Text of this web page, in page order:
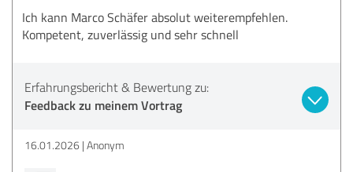
Ich kann Marco Schäfer absolut weiterempfehlen.
Kompetent, zuverlässig und sehr schnell
Erfahrungsbericht & Bewertung zu:
Feedback zu meinem Vortrag
16.01.2026 Anonym